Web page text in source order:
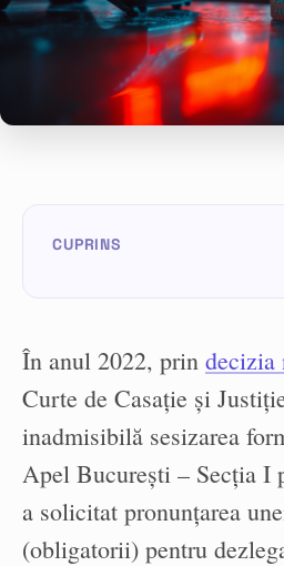
În anul 2022, prin decizia
Curte de Casație și
inadmisibilă sesizarea
Apel București – Secția I
a solicitat pronunțarea
(obligatorii) pentru